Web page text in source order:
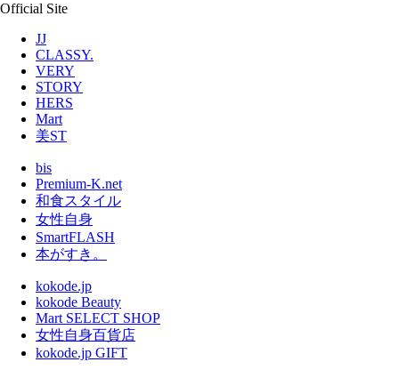
Official Site
JJ
CLASSY.
VERY
STORY
HERS
Mart
美ST
bis
Premium-K.net
和食スタイル
女性自身
SmartFLASH
本がすき。
kokode.jp
kokode Beauty
Mart SELECT SHOP
女性自身百貨店
kokode.jp GIFT